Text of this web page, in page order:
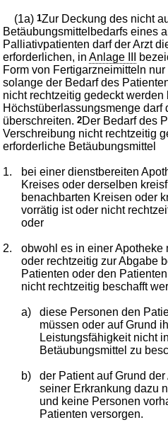
(1a)1Zur Deckung des nicht
Betäubungsmittelbedarfs eines
Palliativpatienten darf der Arzt
erforderlichen, inAnlage III
Form von Fertigarzneimitteln
solange der Bedarf des
nicht rechtzeitig gedeckt werden
Höchstüberlassungsmenge darf
überschreiten.2Der Bedarf des
Verschreibung nicht rechtzeitig
erforderliche Betäubungsmittel
1.
bei einer dienstbereiten
Kreises oder derselben
benachbarten Kreisen oder
vorrätig ist oder nicht
oder
2.
obwohl es in einer Apotheke
oder rechtzeitig zur Abgabe
Patienten oder den
nicht rechtzeitig beschafft
a)
diese Personen den
müssen oder auf Grund
Leistungsfähigkeit nicht
Betäubungsmittel zu
b)
der Patient auf Grund
seiner Erkrankung dazu
und keine Personen
Patienten versorgen.